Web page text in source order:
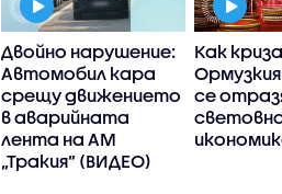
Двойно нарушение:
Автомобил кара
срещу движението
в аварийната
лента на АМ
„Тракия” (ВИДЕО)
Как
се